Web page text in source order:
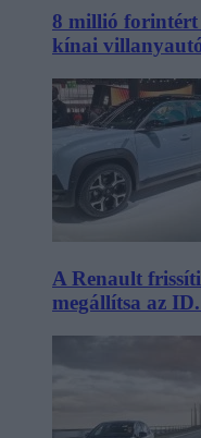
8 millió forintért
kínai
A Renault
megállítsa az